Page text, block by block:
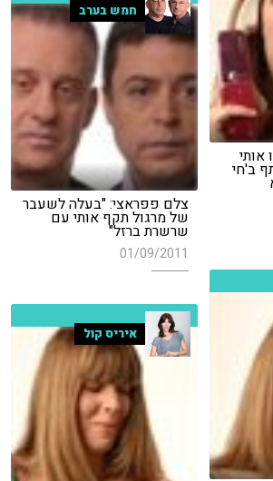
אותי
ב'חי
חמש בערב
צלם פפראצי: "בעלה לשעבר
של מרגול תקף אותי עם
שרשרת ברזל"
01/09/2011
איריס קול